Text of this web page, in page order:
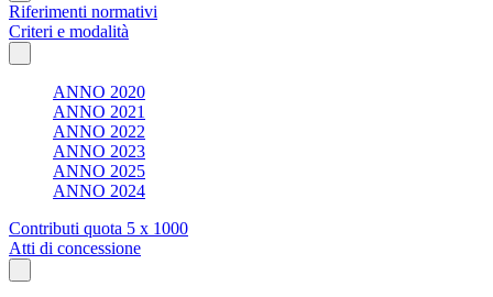
Riferimenti normativi
Criteri e modalità
ANNO 2020
ANNO 2021
ANNO 2022
ANNO 2023
ANNO 2025
ANNO 2024
Contributi quota 5 x 1000
Atti di concessione